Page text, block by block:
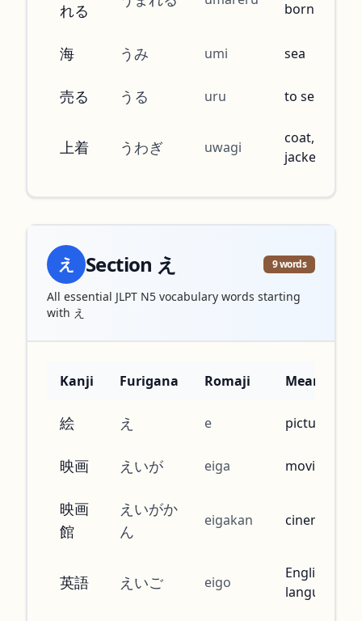
れる born
海 うみ umi sea
売る うる uru to sell
上着 うわぎ uwagi
coat,
jacket
え Section え 9words
All essential JLPT N5 vocabulary words starting
with え
Kanji Furigana Romaji Meaning
絵 え e picture
映画 えいが eiga movie
映画
館
えいがか
ん
eigakan cinema
英語 えいご eigo
English
language